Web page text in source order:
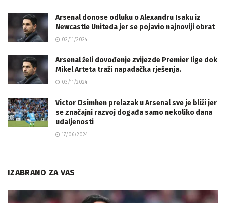
Arsenal donose odluku o Alexandru Isaku iz
Newcastle Uniteda jer se pojavio najnoviji obrat
02/11/2024
Arsenal želi dovođenje zvijezde Premier lige dok
Mikel Arteta traži napadačka rješenja.
03/11/2024
Victor Osimhen prelazak u Arsenal sve je bliži jer
se značajni razvoj događa samo nekoliko dana
udaljenosti
17/06/2024
IZABRANO ZA VAS